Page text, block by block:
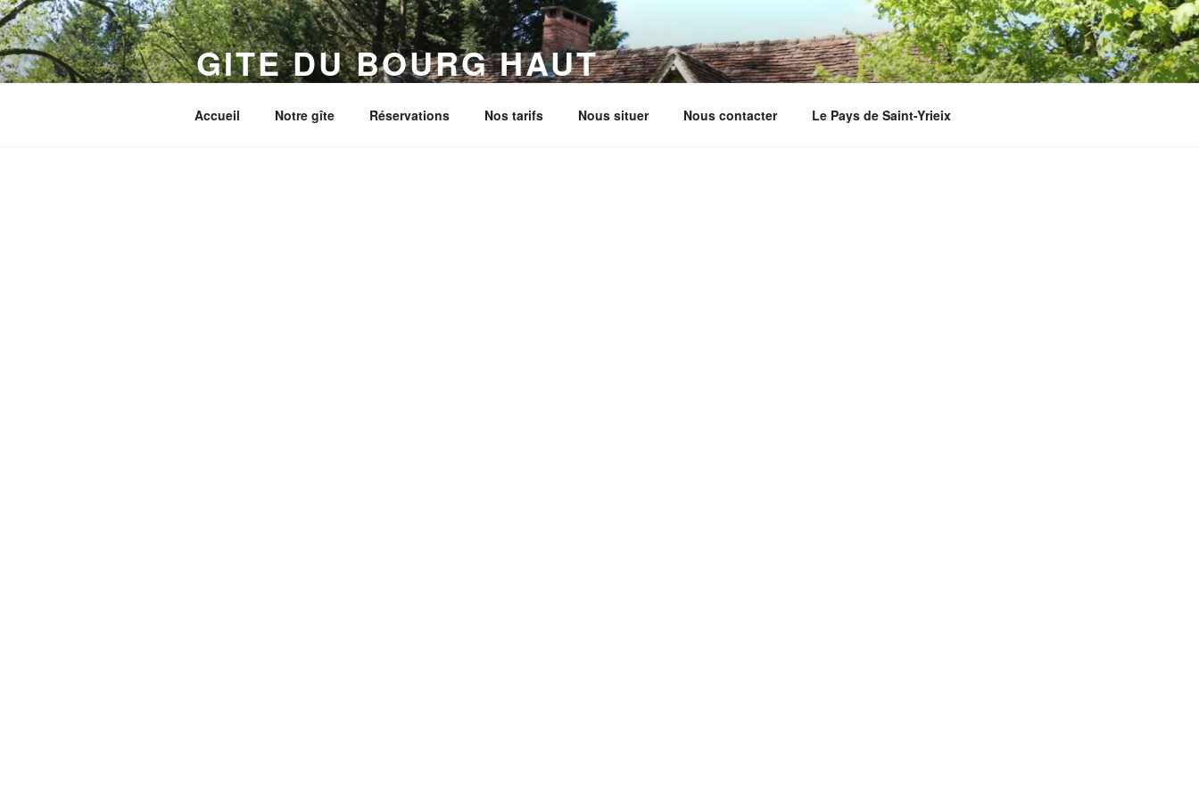
Aller
au
contenu
principal
GITE DU BOURG HAUT
Accueil Notre gîte Réservations Nos tarifs Nous situer Nous contacter Le Pays de Saint-Yrieix